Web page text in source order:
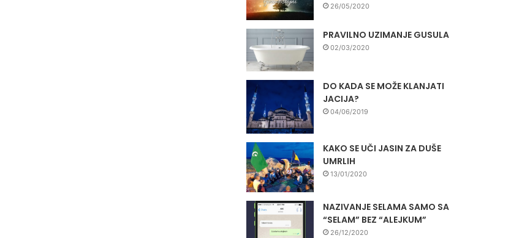
26/05/2020
PRAVILNO UZIMANJE GUSULA
02/03/2020
DO KADA SE MOŽE KLANJATI
JACIJA?
04/06/2019
KAKO SE UČI JASIN ZA DUŠE
UMRLIH
13/01/2020
NAZIVANJE SELAMA SAMO SA
“SELAM” BEZ “ALEJKUM”
26/12/2020